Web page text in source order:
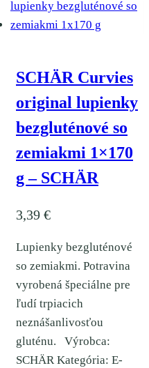
SCHÄR Curvies
original lupienky
bezgluténové so
zemiakmi 1×170
g – SCHÄR
3,39 €
Lupienky bezgluténové
so zemiakmi. Potravina
vyrobená špeciálne pre
ľudí trpiacich
neznášanlivosťou
gluténu. Výrobca:
SCHÄR Kategória: E-